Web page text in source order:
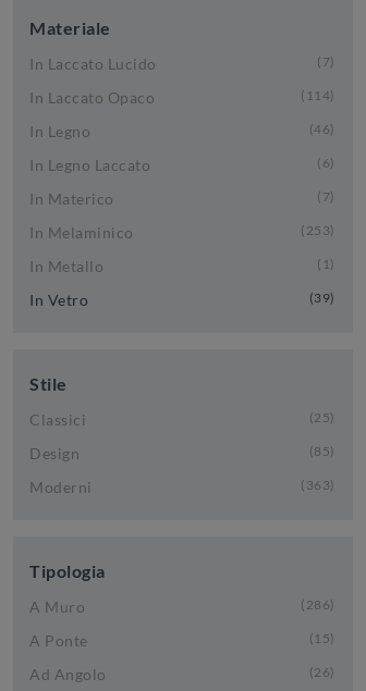
Materiale
In Laccato Lucido 7
In Laccato Opaco 114
In Legno 46
In Legno Laccato 6
In Materico 7
In Melaminico 253
In Metallo 1
In Vetro 39
Stile
Classici 25
Design 85
Moderni 363
Tipologia
A Muro 286
A Ponte 15
Ad Angolo 26